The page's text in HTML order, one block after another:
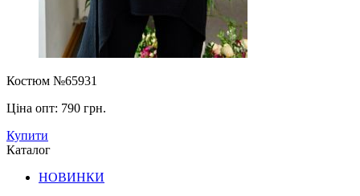
Костюм №65931
Ціна опт: 790 грн.
Купити
Каталог
НОВИНКИ